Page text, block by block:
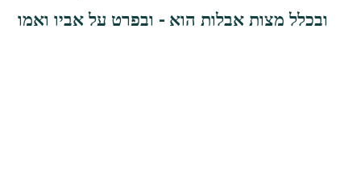
ובכלל מצות אבלות הוא - ובפרט על אביו ואמו